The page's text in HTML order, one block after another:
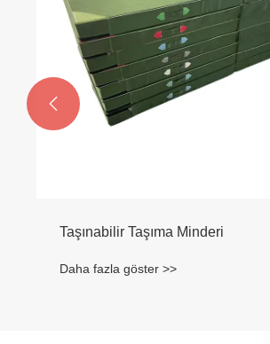
Koşma ve Zıplama Kombinasyonu
Daha fazla göster >>
